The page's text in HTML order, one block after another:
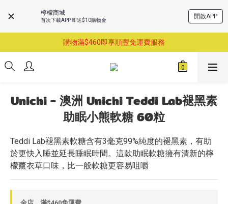
檸檬商城
首次下載APP 即送$10購物金
開啟APP
購物滿$460即享順豐免運費服務
購物滿$460即享順豐免運費服務
已支持葵涌門市自取服務-請先預約
Unichi - 澳洲 Unichi Teddi Lab褪黑素
助眠小熊軟糖 60粒
Teddi Lab褪黑素軟糖含有3毫克99%純度的褪黑素，有助
於更快入睡並延長睡眠時間。這款助眠軟糖擁有清新的檸
檬薰衣草口味，比一般軟糖更容易咀嚼